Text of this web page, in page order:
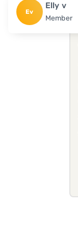
Ev
Elly v
Member